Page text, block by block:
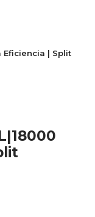
Eficiencia | Split